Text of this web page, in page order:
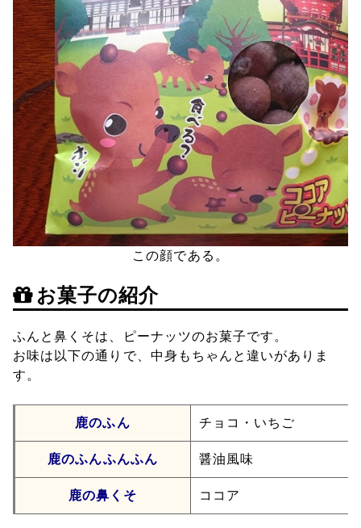
この顔である。
お菓子の紹介
ふんと鼻くそは、ピーナッツのお菓子です。
お味は以下の通りで、中身もちゃんと違いがありま
す。
鹿のふん チョコ・いちご
鹿のふんふんふん 醤油風味
鹿の鼻くそ ココア